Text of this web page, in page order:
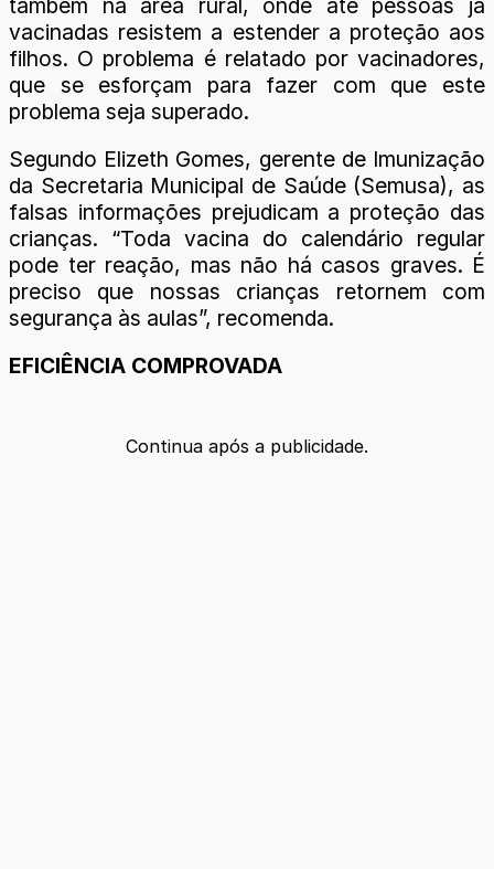
vacinadas resistem a estender a proteção aos
filhos. O problema é relatado por vacinadores,
que se esforçam para fazer com que este
problema seja superado.
Segundo Elizeth Gomes, gerente de Imunização
da Secretaria Municipal de Saúde (Semusa), as
falsas informações prejudicam a proteção das
crianças. “Toda vacina do calendário regular
pode ter reação, mas não há casos graves. É
preciso que nossas crianças retornem com
segurança às aulas”, recomenda.
EFICIÊNCIA COMPROVADA
Continua após a publicidade.